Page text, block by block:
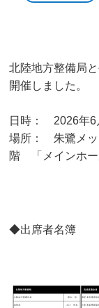
北陸地方整備局
開催しました。
日時： 2026年6
場所： 朱鷺メ
階 「メインホー
◆出席者名簿